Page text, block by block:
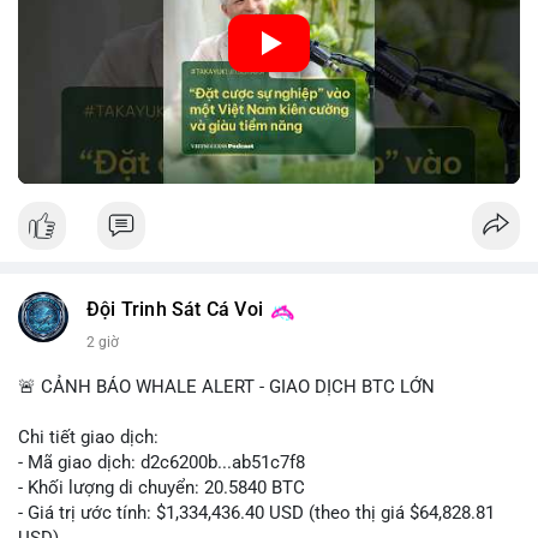
• Tâm lý ngắn hạn: Tiêu cực do dữ liệu việc làm Mỹ kém khả
quan và sự bất định về pháp lý tại Mỹ.
• Hành động: Cẩn trọng với các lệnh đòn bẩy cao; theo dõi sát
biến động kinh tế vĩ mô Mỹ.
📊 Nguồn: Radar Tâm Lý Thị Trường
Nguồn: VIETSUCCESS
Đội Trinh Sát Cá Voi
2 giờ
🚨 CẢNH BÁO WHALE ALERT - GIAO DỊCH BTC LỚN
Chi tiết giao dịch:
- Mã giao dịch: d2c6200b...ab51c7f8
- Khối lượng di chuyển: 20.5840 BTC
- Giá trị ước tính: $1,334,436.40 USD (theo thị giá $64,828.81